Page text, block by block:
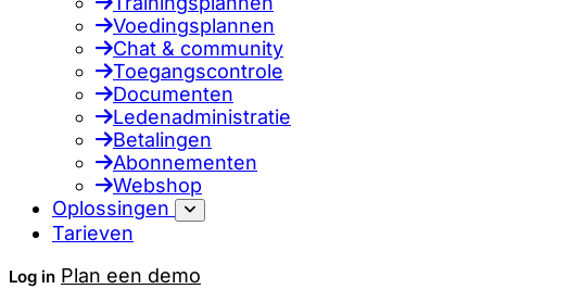
Voedingsplannen
Chat & community
Toegangscontrole
Documenten
Ledenadministratie
Betalingen
Abonnementen
Webshop
Oplossingen
Tarieven
Log in Plan een demo